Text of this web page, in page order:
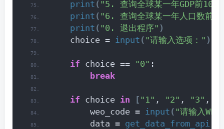
print ( "5. 查询全球某一年GDP前10
print ( "6. 查询全球某一年人口数前
print ( "0. 退出程序" )
    choice =
input ( "请输入选项：" )
if choice == "0" :
break
if choice in [ "1" , "2" , "3" ,
        weo_code =
input ( "请输入
        data =
get_data_from_api